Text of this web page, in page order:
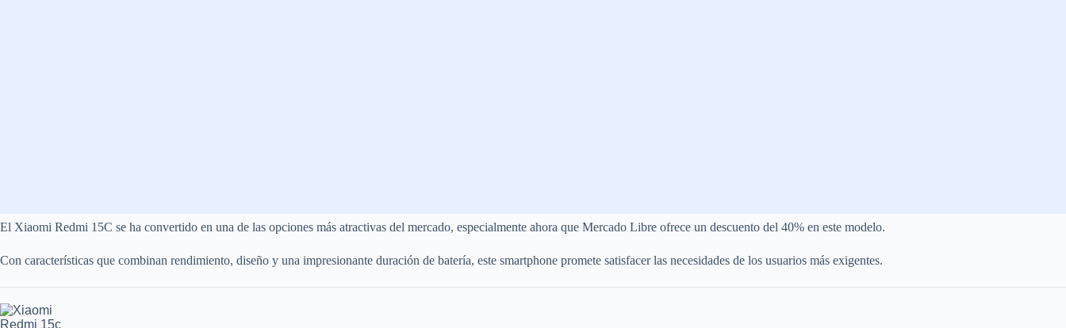
El Xiaomi Redmi 15C se ha convertido en una de las opciones más atractivas del mercado, especialmente ahora que Mercado Libre ofrece un descuento del 40% en este modelo.
Con características que combinan rendimiento, diseño y una impresionante duración de batería, este smartphone promete satisfacer las necesidades de los usuarios más exigentes.